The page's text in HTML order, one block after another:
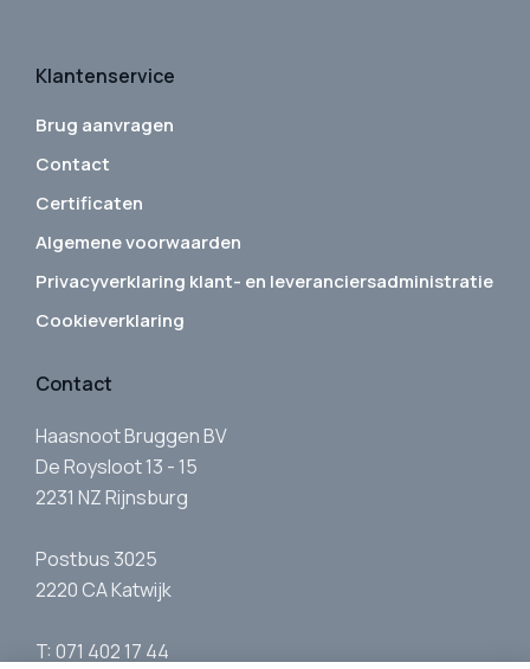
Klantenservice
Brug aanvragen
Contact
Certificaten
Algemene voorwaarden
Privacyverklaring klant- en leveranciersadministratie
Cookieverklaring
Contact
Haasnoot Bruggen BV
De Roysloot 13 - 15
2231 NZ Rijnsburg
Postbus 3025
2220 CA Katwijk
T: 071 402 17 44